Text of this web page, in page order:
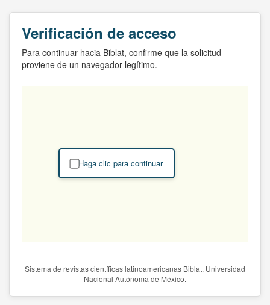
Verificación de acceso
Para continuar hacia Biblat, confirme que la solicitud
proviene de un navegador legítimo.
Haga clic para continuar
Sistema de revistas científicas latinoamericanas Biblat. Universidad
Nacional Autónoma de México.